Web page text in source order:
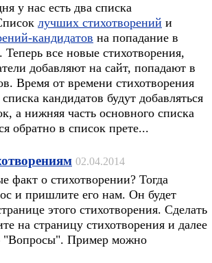
у нас есть два списка
лучших стихотворений и
кандидатов на попадание в
все новые стихотворения,
добавляют на сайт, попадают в
Время от времени стихотворения
кандидатов будут добавляться
а нижняя часть основного списка
обратно в список прете...
02.04.2014
факт о стихотворении? Тогда
и пришлите его нам. Он будет
этого стихотворения. Сделать
на страницу стихотворения и далее
"Вопросы". Пример можно